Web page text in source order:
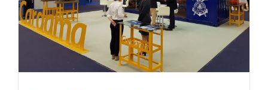
Navalia
Noticias del Sector Marítimo